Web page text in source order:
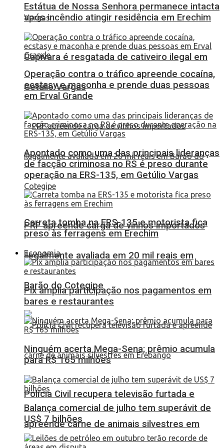
Capivara é resgatada de cativeiro ilegal em
Getúlio Vargas
PRF apreende carga de vinhos importados
ilegalmente avaliada em 20 mil reais em
Barão do Cotegipe
Polícia Civil recupera televisão furtada e
apreende carne de animais silvestres em
Estátua de Nossa Senhora permanece intacta
após incêndio atingir residência em Erechim
Operação contra o tráfico apreende cocaína,
ecstasy e maconha e prende duas pessoas
em Erval Grande
Apontado como uma das principais lideranças
de facção criminosa no RS é preso durante
operação na ERS-135, em Getúlio Vargas
Carreta tomba na ERS-135 e motorista fica
preso às ferragens em Erechim
Economia
Pix amplia participação nos pagamentos em
bares e restaurantes
Ninguém acerta Mega-Sena; prêmio acumula
para R$ 165 milhões
Balança comercial de julho tem superávit de
US$ 7 bilhões